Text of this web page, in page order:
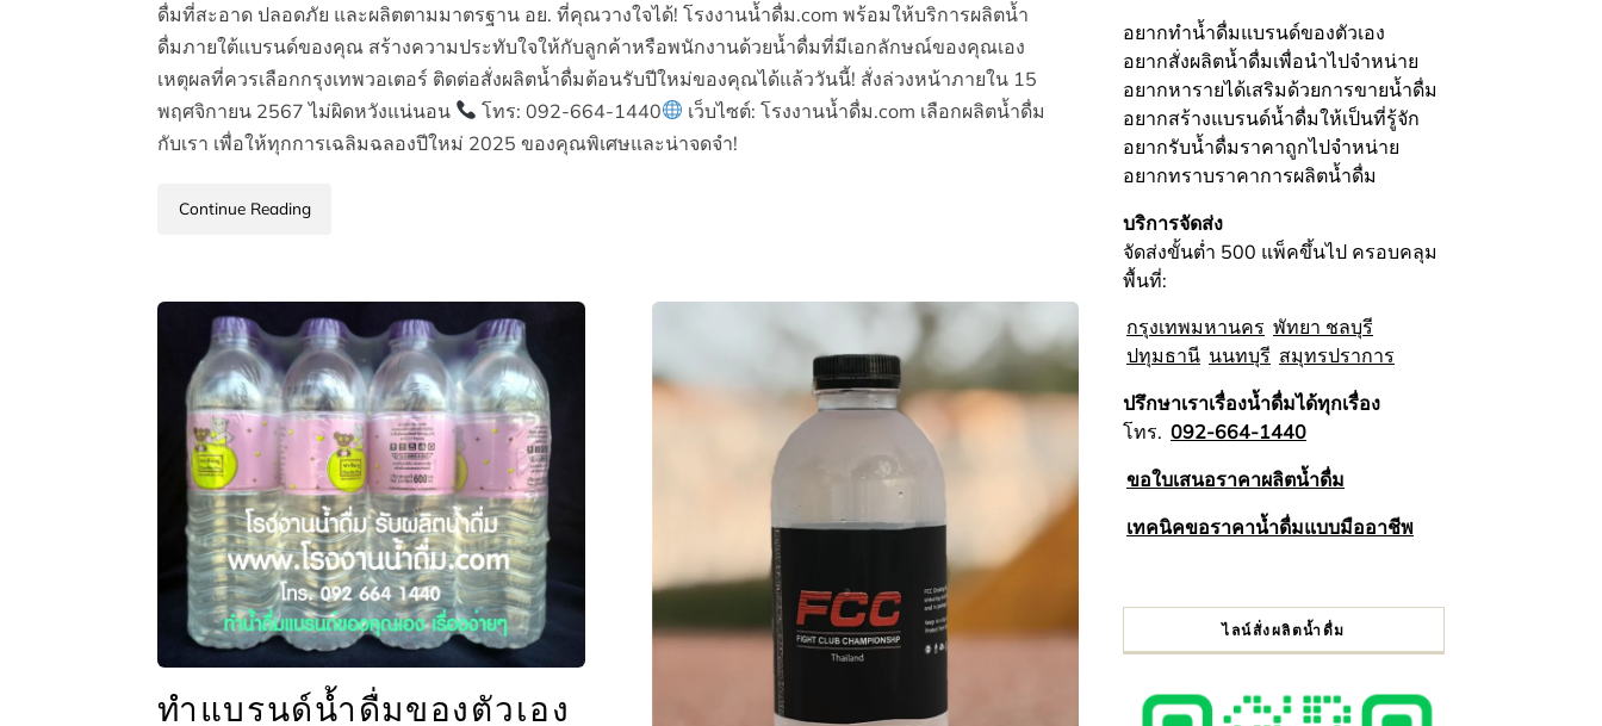
ดื่มที่สะอาด ปลอดภัย และผลิตตามมาตรฐาน อย. ที่คุณวางใจได้! โรงงานน้ำดื่ม.com พร้อมให้บริการผลิตน้ำ
ดื่มภายใต้แบรนด์ของคุณ สร้างความประทับใจให้กับลูกค้าหรือพนักงานด้วยน้ำดื่มที่มีเอกลักษณ์ของคุณเอง
เหตุผลที่ควรเลือกกรุงเทพวอเตอร์ ติดต่อสั่งผลิตน้ำดื่มต้อนรับปีใหม่ของคุณได้แล้ววันนี้! สั่งล่วงหน้าภายใน 15
พฤศจิกายน 2567 ไม่ผิดหวังแน่นอน
โทร: 092-664-1440
เว็บไซต์: โรงงานน้ำดื่ม.com เลือกผลิตน้ำดื่ม
กับเรา เพื่อให้ทุกการเฉลิมฉลองปีใหม่ 2025 ของคุณพิเศษและน่าจดจำ!
Continue Reading
ทำแบรนด์น้ำดื่มของตัวเอง
อยากทำน้ำดื่มแบรนด์ของตัวเอง
อยากสั่งผลิตน้ำดื่มเพื่อนำไปจำหน่าย
อยากหารายได้เสริมด้วยการขายน้ำดื่ม
อยากสร้างแบรนด์น้ำดื่มให้เป็นที่รู้จัก
อยากรับน้ำดื่มราคาถูกไปจำหน่าย
อยากทราบราคาการผลิตน้ำดื่ม
บริการจัดส่ง
จัดส่งขั้นต่ำ 500 แพ็คขึ้นไป ครอบคลุม
พื้นที่:
กรุงเทพมหานคร พัทยา ชลบุรี
ปทุมธานี นนทบุรี สมุทรปราการ
ปรึกษาเราเรื่องน้ำดื่มได้ทุกเรื่อง
โทร. 092-664-1440
ขอใบเสนอราคาผลิตน้ำดื่ม
เทคนิคขอราคาน้ำดื่มแบบมืออาชีพ
ไลน์สั่งผลิตน้ำดื่ม